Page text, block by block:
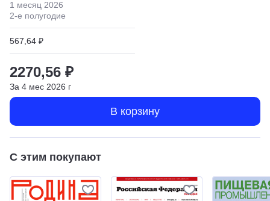
1 месяц 2026
2-е полугодие
567,64 ₽
2270,56 ₽
За 4 мес 2026 г
В корзину
С этим покупают